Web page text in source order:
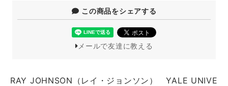
この商品をシェアする
メールで友達に教える
RAY JOHNSON（レイ・ジョンソン） YALE UNIVE